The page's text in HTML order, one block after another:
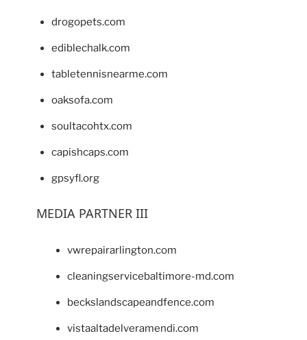
drogopets.com
ediblechalk.com
tabletennisnearme.com
oaksofa.com
soultacohtx.com
capishcaps.com
gpsyfl.org
MEDIA PARTNER III
vwrepairarlington.com
cleaningservicebaltimore-md.com
beckslandscapeandfence.com
vistaaltadelveramendi.com